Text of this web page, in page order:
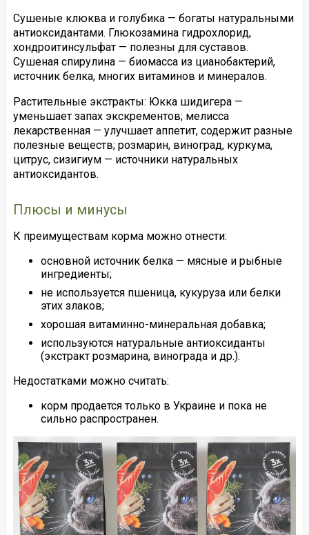
Сушеные клюква и голубика — богаты натуральными
антиоксидантами. Глюкозамина гидрохлорид,
хондроитинсульфат — полезны для суставов.
Сушеная спирулина — биомасса из цианобактерий,
источник белка, многих витаминов и минералов.
Растительные экстракты: Юкка шидигера —
уменьшает запах экскрементов; мелисса
лекарственная — улучшает аппетит, содержит разные
полезные веществ; розмарин, виноград, куркума,
цитрус, сизигиум — источники натуральных
антиоксидантов.
Плюсы и минусы
К преимуществам корма можно отнести:
основной источник белка — мясные и рыбные
ингредиенты;
не используется пшеница, кукуруза или белки
этих злаков;
хорошая витаминно-минеральная добавка;
используются натуральные антиоксиданты
(экстракт розмарина, винограда и др.).
Недостатками можно считать:
корм продается только в Украине и пока не
сильно распространен.